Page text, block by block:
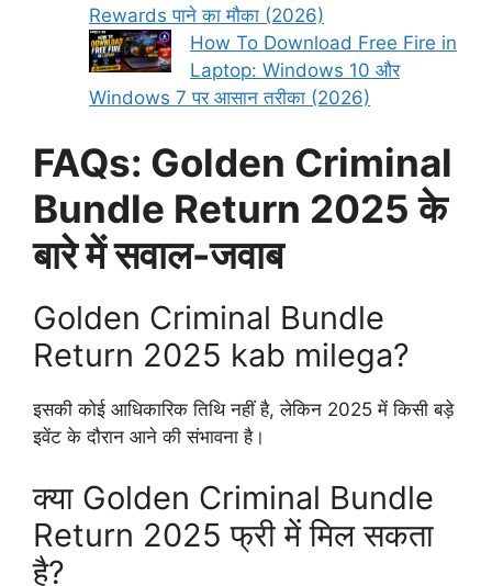
Rewards पाने का मौका (2026)
How To Download Free Fire in
Laptop: Windows 10 और
Windows 7 पर आसान तरीका (2026)
FAQs: Golden Criminal
Bundle Return 2025 के
बारे में सवाल-जवाब
Golden Criminal Bundle
Return 2025 kab milega?
इसकी कोई आधिकारिक तिथि नहीं है, लेकिन 2025 में किसी बड़े
इवेंट के दौरान आने की संभावना है।
क्या Golden Criminal Bundle
Return 2025 फ्री में मिल सकता
है?